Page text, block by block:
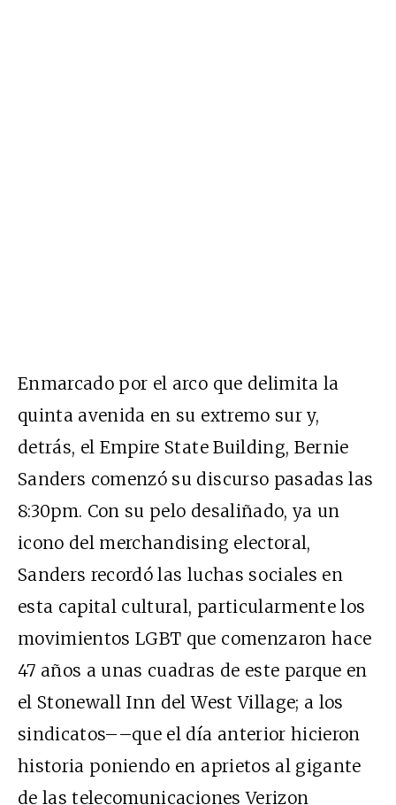
Enmarcado por el arco que delimita la
quinta avenida en su extremo sur y,
detrás, el Empire State Building, Bernie
Sanders comenzó su discurso pasadas las
8:30pm. Con su pelo desaliñado, ya un
icono del merchandising electoral,
Sanders recordó las luchas sociales en
esta capital cultural, particularmente los
movimientos LGBT que comenzaron hace
47 años a unas cuadras de este parque en
el Stonewall Inn del West Village; a los
sindicatos––que el día anterior hicieron
historia poniendo en aprietos al gigante
de las telecomunicaciones Verizon